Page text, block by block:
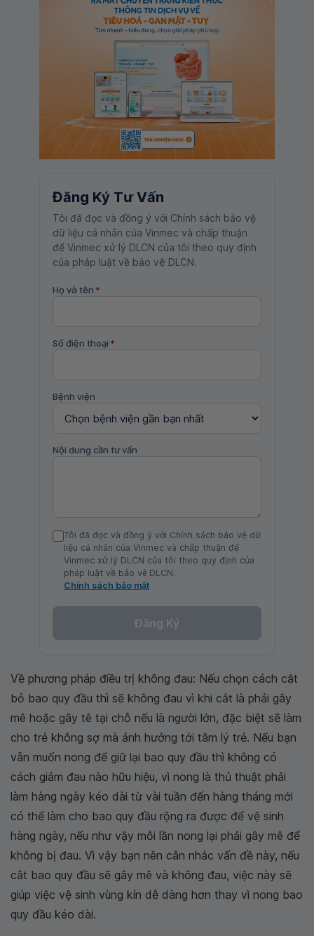
Đăng Ký Tư Vấn
Tôi đã đọc và đồng ý với Chính sách bảo vệ
dữ liệu cá nhân của Vinmec và chấp thuận
để Vinmec xử lý DLCN của tôi theo quy định
của pháp luật về bảo vệ DLCN.
Họ và tên *
Số điện thoại *
Bệnh viện
Nội dung cần tư vấn
Tôi đã đọc và đồng ý với Chính sách bảo vệ dữ
liệu cá nhân của Vinmec và chấp thuận để
Vinmec xử lý DLCN của tôi theo quy định của
pháp luật về bảo vệ DLCN.
Chính sách bảo mật
Đăng Ký
Về phương pháp điều trị không đau: Nếu chọn cách cắt
bỏ bao quy đầu thì sẽ không đau vì khi cắt là phải gây
mê hoặc gây tê tại chỗ nếu là người lớn, đặc biệt sẽ làm
cho trẻ không sợ mà ảnh hưởng tới tâm lý trẻ. Nếu bạn
vẫn muốn nong để giữ lại bao quy đầu thì không có
cách giảm đau nào hữu hiệu, vì nong là thủ thuật phải
làm hàng ngày kéo dài từ vài tuần đến hàng tháng mới
có thể làm cho bao quy đầu rộng ra được để vệ sinh
hàng ngày, nếu như vậy mỗi lần nong lại phải gây mê để
không bị đau. Vì vậy bạn nên cân nhắc vấn đề này, nếu
cắt bao quy đầu sẽ gây mê và không đau, việc này sẽ
giúp việc vệ sinh vùng kín dễ dàng hơn thay vì nong bao
quy đầu kéo dài.